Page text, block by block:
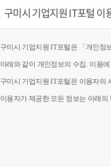
구미시 기업지원 IT포털 이
구미시 기업지원 IT포털은 「개인정
아래와 같이 개인정보의 수집. 이용
구미시 기업지원 IT포털은 이용자의
이용자가 제공한 모든 정보는 아래